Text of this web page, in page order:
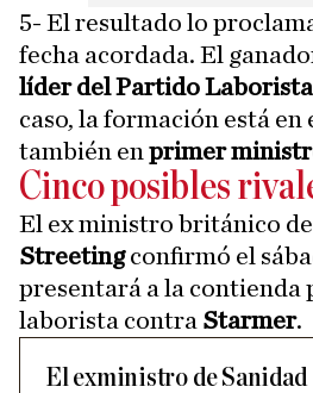
5- El resultado lo
fecha acordada. El
líder del Partido Laborista
caso, la formación está en
también en primer
Cinco posibles
El ex ministro británico de
Streetingconfirmó el
presentará a la contienda
laborista contra Starmer.
El exministro de Sanidad